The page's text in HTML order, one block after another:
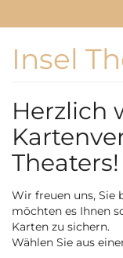
main
content
Insel
Herzlich
Theaters!
Wir freuen uns, Sie
möchten es Ihnen
Karten zu sichern.
Wählen Sie aus